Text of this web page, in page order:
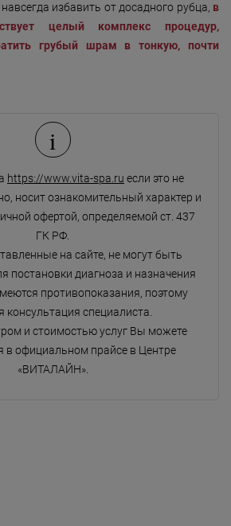
избавить от досадного рубца, в
целый комплекс процедур,
грубый шрам в тонкую, почти
i
https://www.vita-spa.ru если это не
носит ознакомительный характер и
офертой, определяемой ст. 437
ГК РФ.
на сайте, не могут быть
постановки диагноза и назначения
противопоказания, поэтому
консультация специалиста.
и стоимостью услуг Вы можете
в официальном прайсе в Центре
«ВИТАЛАЙН».